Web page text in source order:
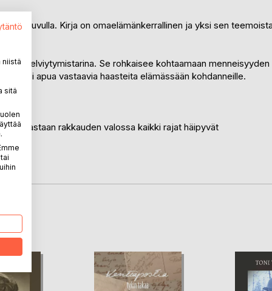
50-luvulla. Kirja on omaelämänkerrallinen ja yksi sen
selviytymistarina. Se rohkaisee kohtaamaan menneisyyden
olisi apua vastaavia haasteita elämässään kohdanneille.
ainoastaan rakkauden valossa kaikki rajat häipyvät
niistä
sitä